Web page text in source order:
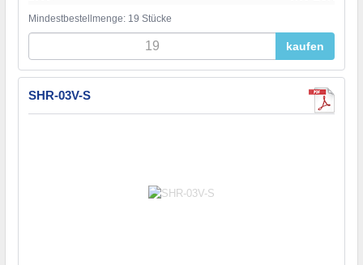
Mindestbestellmenge: 19 Stücke
kaufen
SHR-03V-S